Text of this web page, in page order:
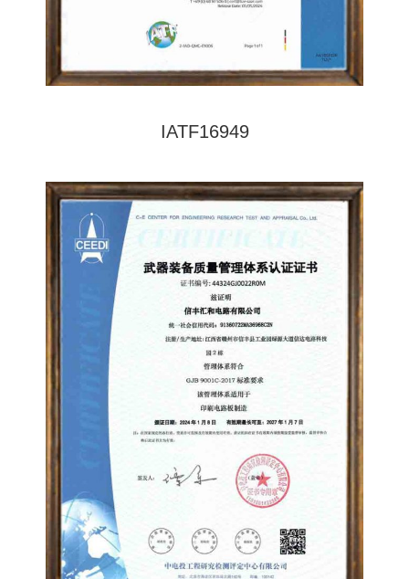
IATF16949